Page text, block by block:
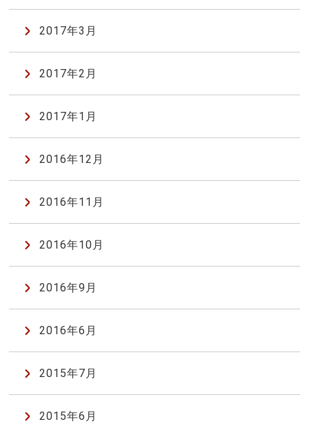
2017年3月
2017年2月
2017年1月
2016年12月
2016年11月
2016年10月
2016年9月
2016年6月
2015年7月
2015年6月